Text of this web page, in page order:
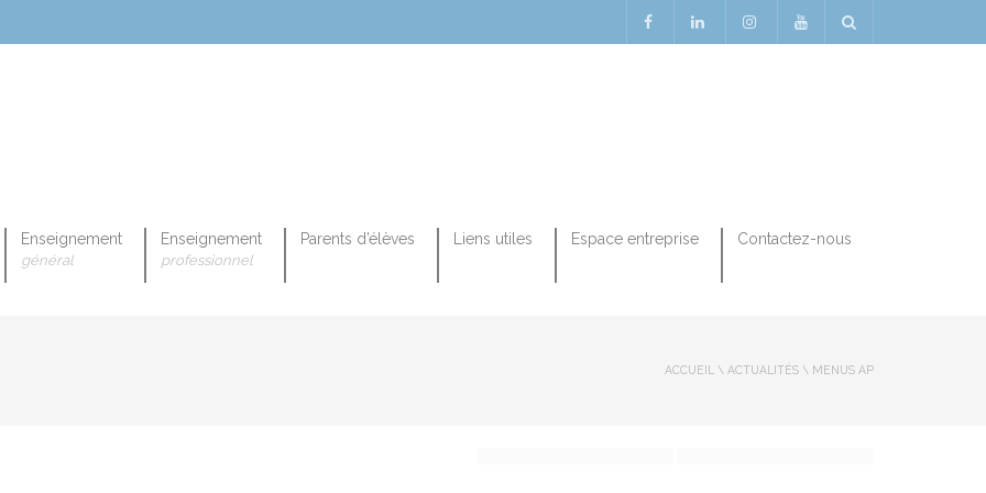
Enseignement
général
Enseignement
professionnel
Parents d’élèves Liens utiles Espace entreprise Contactez-nous
ACCUEIL \ ACTUALITÉS \ MENUS AP